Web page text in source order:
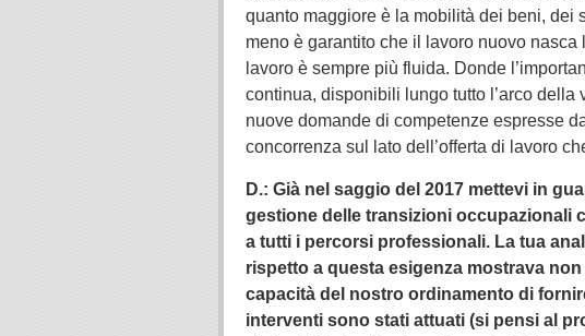
quanto maggiore è la mobilità dei beni, dei
meno è garantito che il lavoro nuovo
lavoro è sempre più fluida. Donde
continua, disponibili lungo tutto l’arco
nuove domande di competenze espresse
concorrenza sul lato dell’offerta di lavoro
D.: Già nel saggio del 2017 mettevi in
gestione delle transizioni occupazionali
a tutti i percorsi professionali. La tua
rispetto a questa esigenza mostrava
capacità del nostro ordinamento di
interventi sono stati attuati (si pensi al